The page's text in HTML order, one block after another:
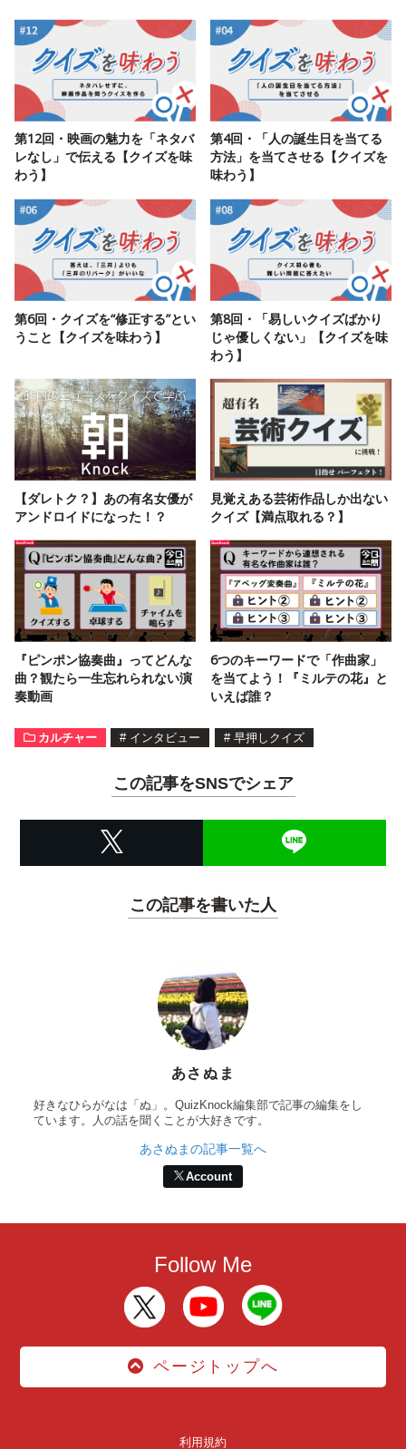
第12回・映画の魅力を「ネタバ
レなし」で伝える【クイズを味
わう】
第4回・「人の誕生日を当てる
方法」を当てさせる【クイズを
味わう】
第6回・クイズを“修正する”とい
うこと【クイズを味わう】
第8回・「易しいクイズばかり
じゃ優しくない」【クイズを味
わう】
【ダレトク？】あの有名女優が
アンドロイドになった！？
見覚えある芸術作品しか出ない
クイズ【満点取れる？】
『ピンポン協奏曲』ってどんな
曲？観たら一生忘れられない演
奏動画
6つのキーワードで「作曲家」
を当てよう！『ミルテの花』と
いえば誰？
カルチャー # インタビュー # 早押しクイズ
この記事をSNSでシェア
この記事を書いた人
あさぬま
好きなひらがなは「ぬ」。QuizKnock編集部で記事の編集をし
ています。人の話を聞くことが大好きです。
あさぬまの記事一覧へ
Account
Follow Me
ページトップへ
利用規約